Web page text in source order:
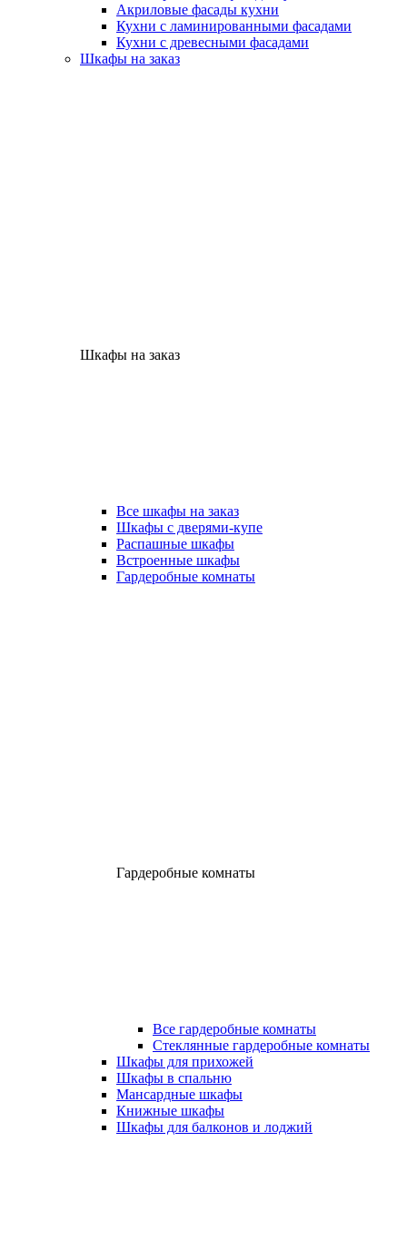
Акриловые фасады кухни
Кухни с ламинированными фасадами
Кухни с древесными фасадами
Шкафы на заказ
Шкафы на заказ
Все шкафы на заказ
Шкафы с дверями-купе
Распашные шкафы
Встроенные шкафы
Гардеробные комнаты
Гардеробные комнаты
Все гардеробные комнаты
Стеклянные гардеробные комнаты
Шкафы для прихожей
Шкафы в спальню
Мансардные шкафы
Книжные шкафы
Шкафы для балконов и лоджий